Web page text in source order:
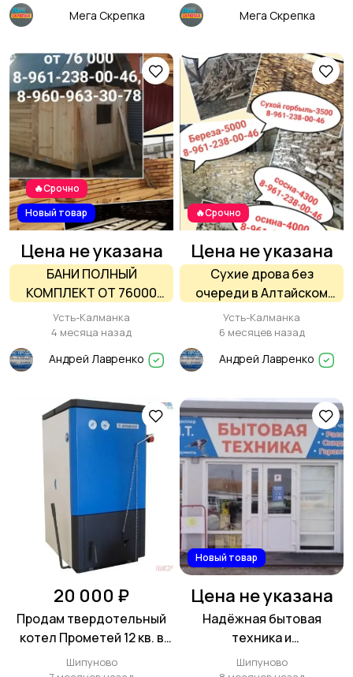
одноразовой посуды
Мега Скрепка Мега Скрепка
🔥Срочно
Новый товар
Цена не указана
БАНИ ПОЛНЫЙ
КОМПЛЕКТ ОТ 76000
РУБ И ПИЛОМАТЕРИАЛ
ОТ 6500 РУБ
Усть-Калманка
4 месяца назад
Андрей Лавренко
🔥Срочно
Цена не указана
Сухие дрова без
очереди в Алтайском
крае. Есть доставка.
Усть-Калманка
6 месяцев назад
Андрей Лавренко
20 000 ₽
Продам твердотельный
котел Прометей 12 кв. в
Шипуново
Шипуново
Новый товар
Цена не указана
Надёжная бытовая
техника и
электроинструмент в
Шипуново